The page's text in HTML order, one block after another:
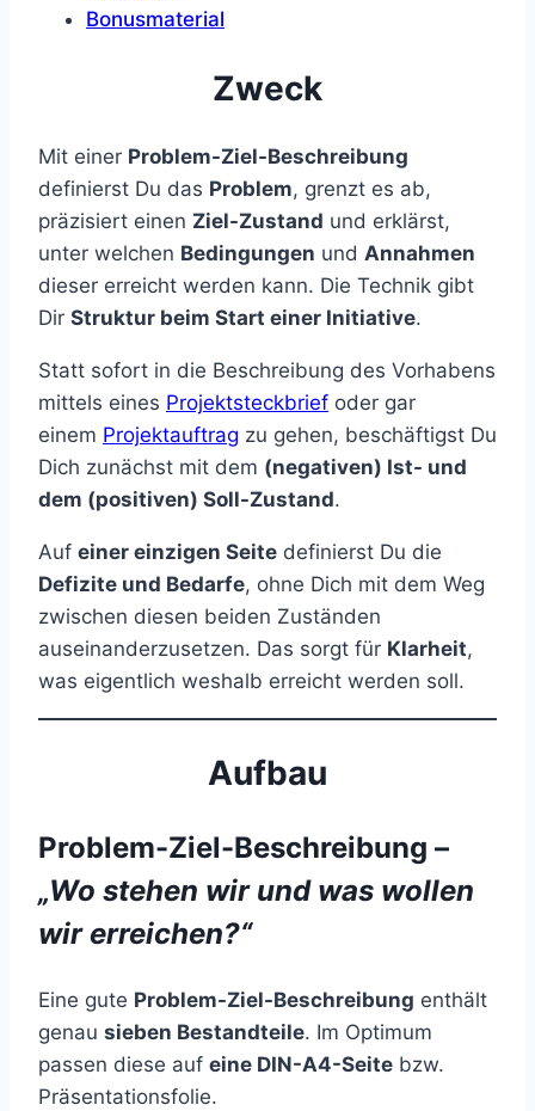
Bonusmaterial
Zweck
Mit einer Problem-Ziel-Beschreibung
definierst Du das Problem, grenzt es ab,
präzisiert einen Ziel-Zustand und erklärst,
unter welchen Bedingungen und Annahmen
dieser erreicht werden kann. Die Technik gibt
Dir Struktur beim Start einer Initiative.
Statt sofort in die Beschreibung des Vorhabens
mittels eines Projektsteckbrief oder gar
einem Projektauftrag zu gehen, beschäftigst Du
Dich zunächst mit dem (negativen) Ist- und
dem (positiven) Soll-Zustand.
Auf einer einzigen Seite definierst Du die
Defizite und Bedarfe, ohne Dich mit dem Weg
zwischen diesen beiden Zuständen
auseinanderzusetzen. Das sorgt für Klarheit,
was eigentlich weshalb erreicht werden soll.
Aufbau
Problem-Ziel-Beschreibung –
„Wo stehen wir und was wollen
wir erreichen?“
Eine gute Problem-Ziel-Beschreibung enthält
genau sieben Bestandteile. Im Optimum
passen diese auf eine DIN-A4-Seite bzw.
Präsentationsfolie.